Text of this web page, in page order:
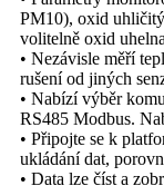
PM10), oxid
volitelně oxid
• Nezávisle měří
rušení od jiných
• Nabízí výběr
RS485 Modbus.
• Připojte se k
ukládání dat,
• Data lze číst a